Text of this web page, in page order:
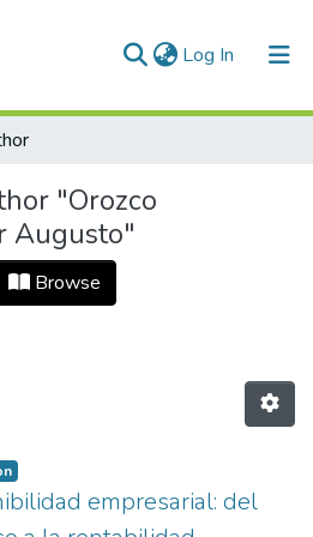
Log In (current)
"Orozco
Augusto"
Browse
empresarial: del